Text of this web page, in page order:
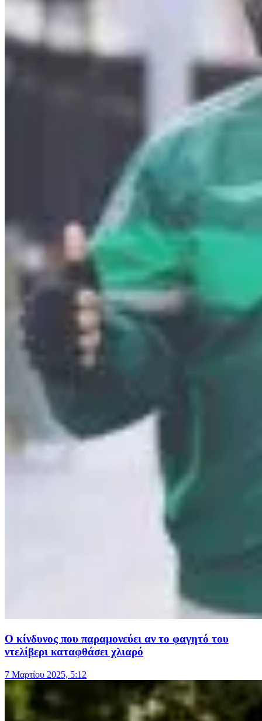
Ο κίνδυνος που παραμονεύει αν το φαγητό του
ντελίβερι καταφθάσει χλιαρό
7 Μαρτίου 2025, 5:12